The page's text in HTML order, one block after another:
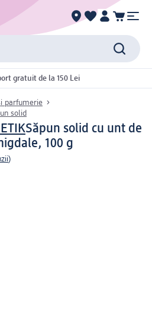
gratuit de la 150 Lei
parfumerie
solid
Săpun solid cu unt de
100 g
)